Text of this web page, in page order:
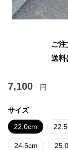
ご注
送料
7,100 円
サイズ
22.0cm
24.5cm